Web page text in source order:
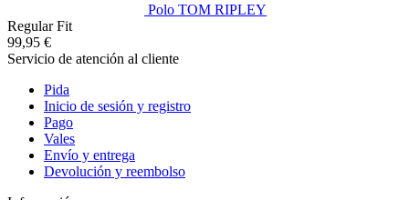
Polo TOM RIPLEY
Regular Fit
99,95 €
Servicio de atención al cliente
Pida
Inicio de sesión y registro
Pago
Vales
Envío y entrega
Devolución y reembolso